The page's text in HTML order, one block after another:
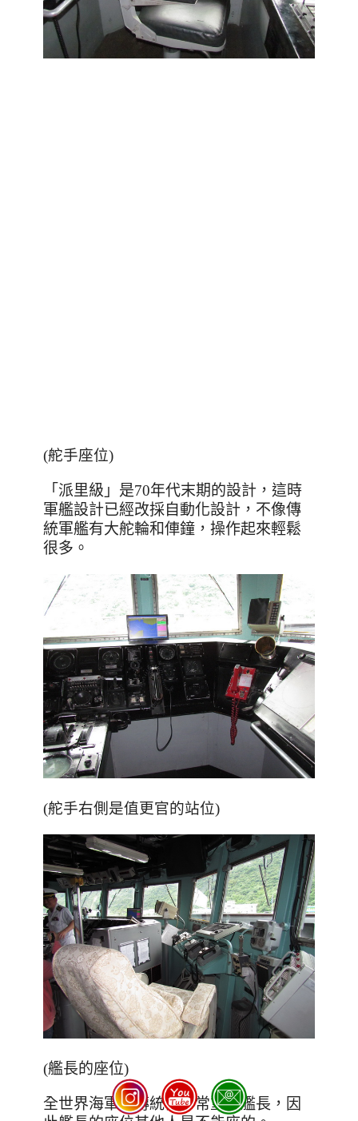
(舵手座位)
「派里級」是70年代末期的設計，這時
軍艦設計已經改採自動化設計，不像傳
統軍艦有大舵輪和俥鐘，操作起來輕鬆
很多。
(舵手右側是值更官的站位)
(艦長的座位)
全世界海軍的傳統都非常重視艦長，因